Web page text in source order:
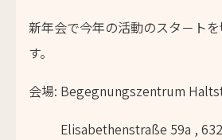
新年会で今年の活動のスタ－ト
す。
会場: Begegnungszentrum
Elisabethenstraße 59a ,